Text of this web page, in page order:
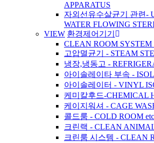
APPARATUS
자외선유수살균기 관련-
WATER FLOWING
VIEW 환경제어기기
CLEAN ROOM SYSTEM
고압멸균기 - STEAM
냉장,냉동고 -
아이솔레이타 부속 -
아이솔레이터 - VINYL
케미칼후드-CHEMICAL
케이지워셔 - CAGE
콜드룸 - COLD ROOM
크린랙 - CLEAN
크린룸 시스템 - CLEAN